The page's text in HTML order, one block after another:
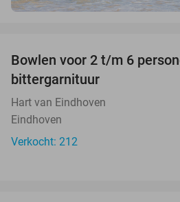
Bowlen voor 2 t/m 6
bittergarnituur
Hart van Eindhoven
Eindhoven
Verkocht: 212